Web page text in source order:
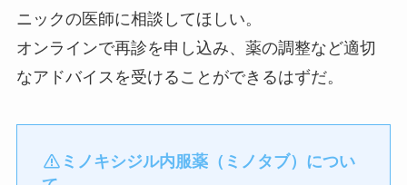
ニックの医師に相談してほしい。
オンラインで再診を申し込み、薬の調整など適切
なアドバイスを受けることができるはずだ。
ミノキシジル内服薬（ミノタブ）につい